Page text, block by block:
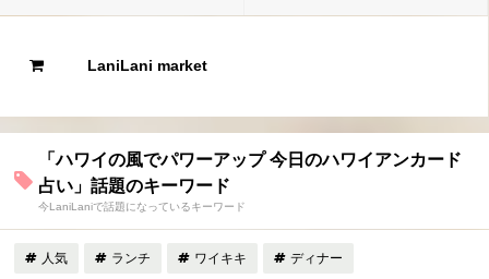
LaniLani market
「ハワイの風でパワーアップ 今日のハワイアンカード
占い」話題のキーワード
今LaniLaniで話題になっているキーワード
人気 ランチ ワイキキ ディナー